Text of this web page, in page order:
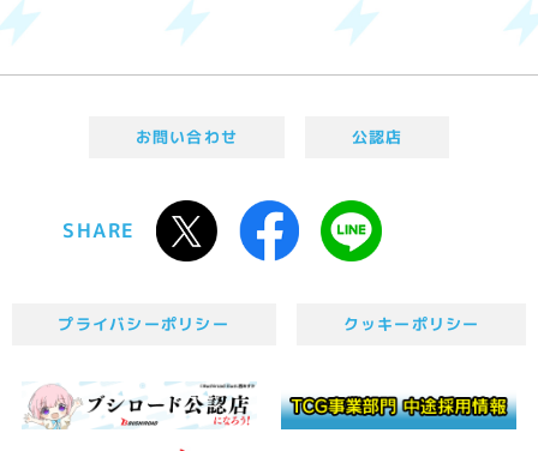
お問い合わせ 公認店
SHARE
プライバシーポリシー クッキーポリシー